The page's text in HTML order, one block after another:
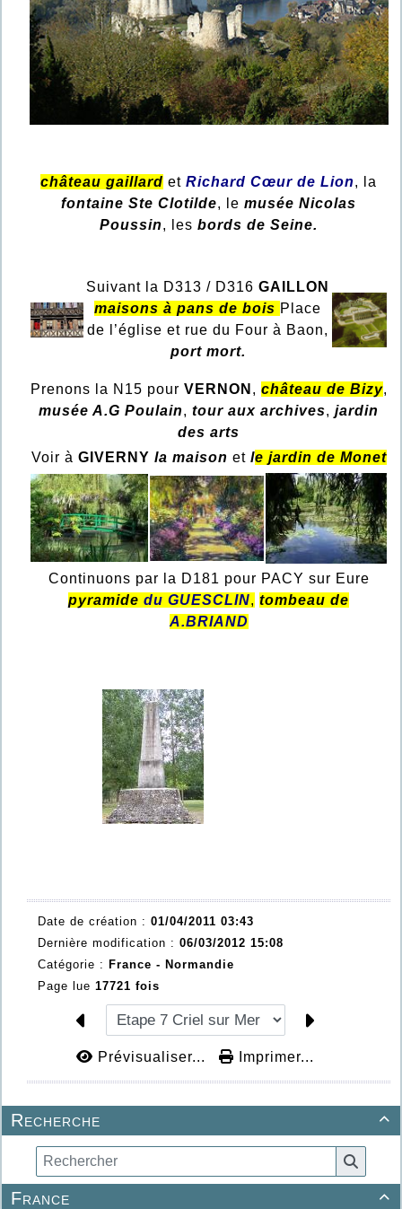

Recherche

France
château gaillard etRichard Cœur de Lion, la
fontaine Ste Clotilde, lemusée Nicolas
Poussin, lesbords de Seine.
Suivant la D313 / D316 GAILLON
maisons à pans de bois Place
de l’église et rue du Four à Baon,
port mort.
Prenons la N15 pour VERNON , château de Bizy,
musée A.G Poulain,tour aux archives,jardin
des arts
Voir à GIVERNY la maison et le jardin de Monet
Continuons par la D181 pour PACY sur Eure
pyramidedu GUESCLIN, tombeau de
A.BRIAND
Date de création : 01/04/2011 03:43
Dernière modification : 06/03/2012 15:08
Catégorie : France - Normandie
Page lue 17721 fois
Prévisualiser... Imprimer...